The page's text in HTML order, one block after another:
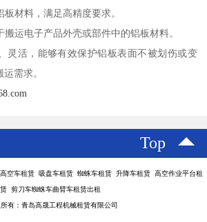
材料，满足高精度要求。
运电子产品外壳或部件中的铝板材料。
灵活，能够有效保护铝板表面不被划伤或变
需求。
Top
空车租赁 吸盘车租赁 蜘蛛车租赁 升降车租赁 高空作业平台租
赁 剪刀车蜘蛛车曲臂车租赁出租
有：青岛高晟工程机械租赁有限公司